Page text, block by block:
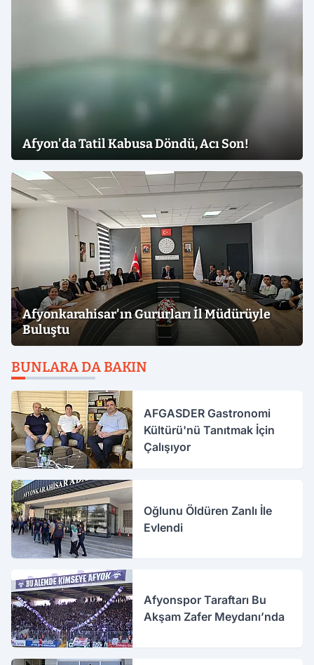
Afyon'da Tatil Kabusa Döndü, Acı Son!
Afyonkarahisar'ın Gururları İl Müdürüyle
Buluştu
BUNLARA DA BAKIN
AFGASDER Gastronomi
Kültürü'nü Tanıtmak İçin
Çalışıyor
Oğlunu Öldüren Zanlı İle
Evlendi
Afyonspor Taraftarı Bu
Akşam Zafer Meydanı’nda